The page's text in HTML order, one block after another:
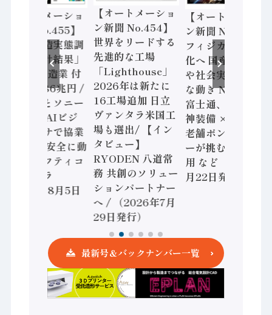
【オートメーショ
ン新聞 No.455】
「経済構造実態調
査二次集計結果」
2024年製造業 付
加価値額86兆円 /
三菱電機とソニー
セミコン AIビジ
ョンセンサで協業
/ IDEC、安全に動
かすセーフティコ
ントローラ
（2026年8月5日
【オートメーショ
ン新聞 No.454】
世界をリードする
先進的な工場
「Lighthouse」
2026年は新たに
16工場追加 日立
ヴァンタラ米国工
場も選出/ 【イン
タビュー】
RYODEN 八道常
務 共創のソリュー
ションパートナー
へ / （2026年7月
29日発行）
【オートメーショ
ン新聞 No.453】
フィジカルAI本格
化へ 国産AI開発
や社会実装に活発
な動き Noetra、
富士通、日立 / 兵
神装備 × HMS、
老舗ポンプメーカ
ーが挑むデータ活
用 など（2026年7
月22日発行）
最新号＆バックナンバー一覧